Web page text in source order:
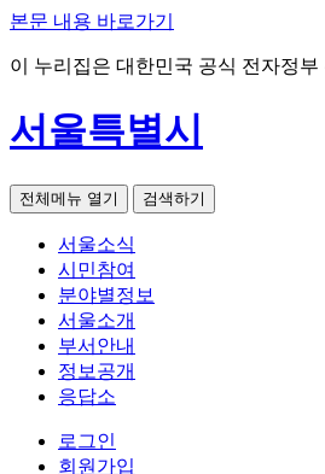
본문 내용 바로가기
이 누리집은 대한민국 공식 전자정부
서울특별시
전체메뉴 열기 검색하기
서울소식
시민참여
분야별정보
서울소개
부서안내
정보공개
응답소
로그인
회원가입